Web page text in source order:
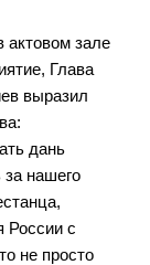
актовом зале
Глава
выразил
дань
нашего
России с
не просто